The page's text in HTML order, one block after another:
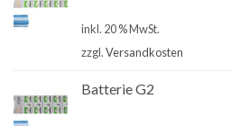
inkl. 20 % MwSt.
zzgl.Versandkosten
Batterie G2